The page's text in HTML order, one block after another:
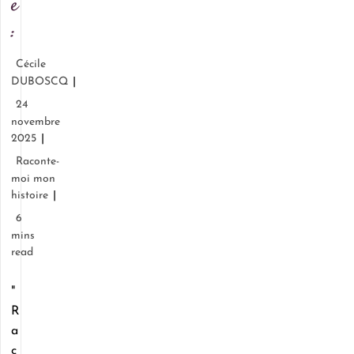
e
:
Cécile
DUBOSCQ
24
novembre
2025
Raconte-
moi mon
histoire
6
mins
read
"
R
a
c